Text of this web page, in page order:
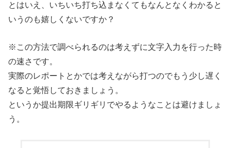
とはいえ、いちいち打ち込まなくてもなんとなくわかると
いうのも嬉しくないですか？
※この方法で調べられるのは考えずに文字入力を行った時
の速さです。
実際のレポートとかでは考えながら打つのでもう少し遅く
なると覚悟しておきましょう。
というか提出期限ギリギリでやるようなことは避けましょ
う。